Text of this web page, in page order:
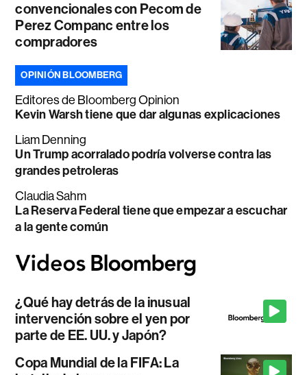
convencionales con Pecom de
Perez Companc entre los
compradores
OPINIÓN BLOOMBERG
Editores de Bloomberg Opinion
Kevin Warsh tiene que dar algunas explicaciones
Liam Denning
Un Trump acorralado podría volverse contra las
grandes petroleras
Claudia Sahm
La Reserva Federal tiene que empezar a escuchar
a la gente común
¿Qué hay detrás de la inusual
intervención sobre el yen por
parte de EE. UU. y Japón?
Copa Mundial de la FIFA: La